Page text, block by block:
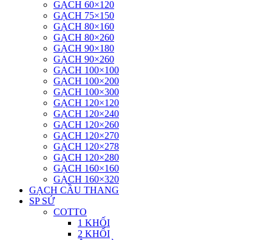
GẠCH 60×120
GẠCH 75×150
GẠCH 80×160
GẠCH 80×260
GẠCH 90×180
GẠCH 90×260
GẠCH 100×100
GẠCH 100×200
GẠCH 100×300
GẠCH 120×120
GẠCH 120×240
GẠCH 120×260
GẠCH 120×270
GẠCH 120×278
GẠCH 120×280
GẠCH 160×160
GẠCH 160×320
GẠCH CẦU THANG
SP SỨ
COTTO
1 KHỐI
2 KHỐI